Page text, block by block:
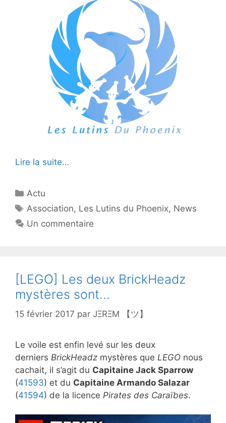
Lire la suite…
Catégories
Actu
Étiquettes
Association, Les Lutins du Phoenix, News
Un commentaire
[LEGO] Les deux BrickHeadz
mystères sont…
15 février 2017 par JΞRΞM 【ツ】
Le voile est enfin levé sur les deux
derniers BrickHeadz mystères que LEGO nous
cachait, il s’agit du Capitaine Jack Sparrow
(41593) et du Capitaine Armando Salazar
(41594) de la licence Pirates des Caraïbes.